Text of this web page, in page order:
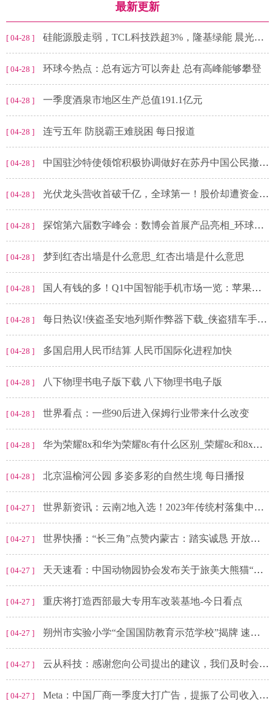
最新更新
[ 04-28 ] 硅能源股走弱，TCL科技跌超3%，隆基绿能 晨光新材等纷纷走低-世界快资讯
[ 04-28 ] 环球今热点：总有远方可以奔赴 总有高峰能够攀登
[ 04-28 ] 一季度酒泉市地区生产总值191.1亿元
[ 04-28 ] 连亏五年 防脱霸王难脱困 每日报道
[ 04-28 ] 中国驻沙特使领馆积极协调做好在苏丹中国公民撤离保障工作
[ 04-28 ] 光伏龙头营收首破千亿，全球第一！股价却遭资金抛弃？距年内高点已跌27%
[ 04-28 ] 探馆第六届数字峰会：数博会首展产品亮相_环球新视野
[ 04-28 ] 梦到红杏出墙是什么意思_红杏出墙是什么意思
[ 04-28 ] 国人有钱的多！Q1中国智能手机市场一览：苹果第一 华为增速秒所有
[ 04-28 ] 每日热议!侠盗圣安地列斯作弊器下载_侠盗猎车手圣安地列斯的作弊器111项修改器中文版 151项修改
[ 04-28 ] 多国启用人民币结算 人民币国际化进程加快
[ 04-28 ] 八下物理书电子版下载 八下物理书电子版
[ 04-28 ] 世界看点：一些90后进入保姆行业带来什么改变
[ 04-28 ] 华为荣耀8x和华为荣耀8c有什么区别_荣耀8c和8x哪个好 速读
[ 04-28 ] 北京温榆河公园 多姿多彩的自然生境 每日播报
[ 04-27 ] 世界新资讯：云南2地入选！2023年传统村落集中连片保护利用示范名单公布
[ 04-27 ] 世界快播：“长三角”点赞内蒙古：踏实诚恳 开放包容
[ 04-27 ] 天天速看：中国动物园协会发布关于旅美大熊猫“乐乐”死因报告的情况说明
[ 04-27 ] 重庆将打造西部最大专用车改装基地-今日看点
[ 04-27 ] 朔州市实验小学“全国国防教育示范学校”揭牌 速看料
[ 04-27 ] 云从科技：感谢您向公司提出的建议，我们及时会将您的建议转达至公司管理层
[ 04-27 ] Meta：中国厂商一季度大打广告，提振了公司收入-每日热点